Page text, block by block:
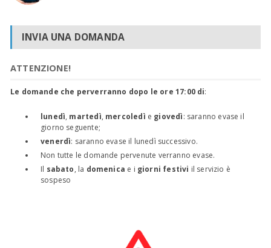
INVIA UNA DOMANDA
ATTENZIONE!
Le domande che perverranno dopo le ore 17:00 di:
lunedì, martedì, mercoledì e giovedì: saranno evase il
giorno seguente;
venerdì: saranno evase il lunedì successivo.
Non tutte le domande pervenute verranno evase.
Il sabato, la domenica e i giorni festivi il servizio è
sospeso